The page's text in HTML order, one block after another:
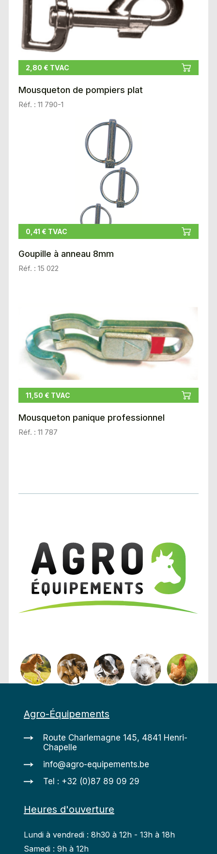
2,80 € TVAC
Mousqueton de pompiers plat
Réf. : 11 790-1
0,41 € TVAC
Goupille à anneau 8mm
Réf. : 15 022
11,50 € TVAC
Mousqueton panique professionnel
Réf. : 11 787
Agro-Équipements
Route Charlemagne 145, 4841 Henri-
Chapelle
info@agro-equipements.be
Tel : +32 (0)87 89 09 29
Heures d'ouverture
Lundi à vendredi : 8h30 à 12h - 13h à 18h
Samedi : 9h à 12h